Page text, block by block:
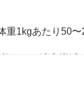
重1kgあたり50